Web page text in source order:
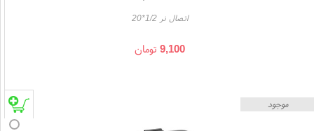
اتصال نر 1/2*20
9,100تومان
موجود